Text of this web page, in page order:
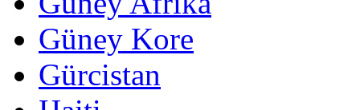
Güney Kore
Gürcistan